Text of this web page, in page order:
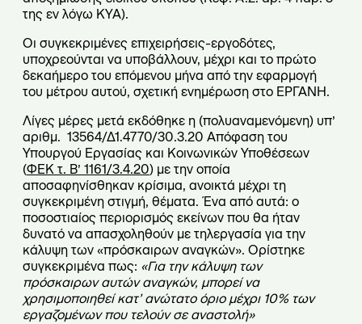
της εν λόγω ΚΥΑ).
Οι συγκεκριμένες επιχειρήσεις-εργοδότες,
υποχρεούνται να υποβάλλουν, μέχρι και το πρώτο
δεκαήμερο του επόμενου μήνα από την εφαρμογή
του μέτρου αυτού, σχετική ενημέρωση στο ΕΡΓΑΝΗ.
Λίγες μέρες μετά εκδόθηκε η (πολυαναμενόμενη) υπ’
αριθμ. 13564/Δ1.4770/30.3.20 Απόφαση του
Υπουργού Εργασίας και Κοινωνικών Υποθέσεων
(ΦΕΚ τ. Β’ 1161/3.4.20) με την οποία
αποσαφηνίσθηκαν κρίσιμα, ανοικτά μέχρι τη
συγκεκριμένη στιγμή, θέματα. Ένα από αυτά: ο
ποσοστιαίος περιορισμός εκείνων που θα ήταν
δυνατό να απασχοληθούν με τηλεργασία για την
κάλυψη των «πρόσκαιρων αναγκών». Ορίστηκε
συγκεκριμένα πως: «Για την κάλυψη των
πρόσκαιρων αυτών αναγκών, μπορεί να
χρησιμοποιηθεί κατ’ ανώτατο όριο μέχρι 10% των
εργαζομένων που τελούν σε αναστολή»